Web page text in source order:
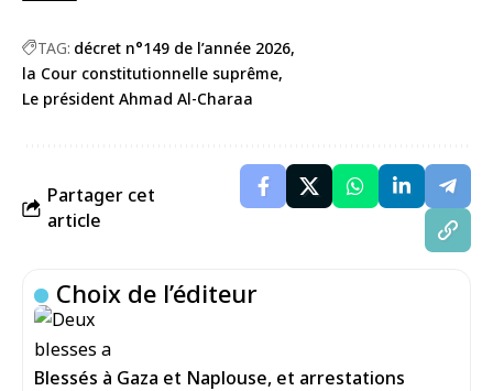
TAG: décret n°149 de l’année 2026
la Cour constitutionnelle suprême
Le président Ahmad Al-Charaa
Partager cet
article
Choix de l’éditeur
Blessés à Gaza et Naplouse, et arrestations